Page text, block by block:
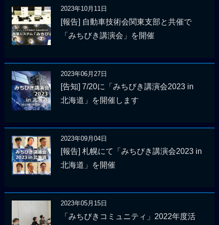
2023年10月11日
[報告] 自動車技術会関東支部と共催で
「みちびき講演会」を開催
2023年06月27日
[告知] 7/20に「みちびき講演会2023 in
北海道」を開催します
2023年09月04日
[報告] 札幌にて「みちびき講演会2023 in
北海道」を開催
2023年05月15日
「みちびきコミュニティ」2022年度活